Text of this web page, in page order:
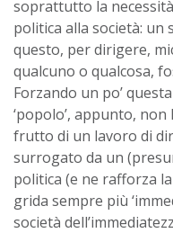
soprattutto la
politica alla società:
questo, per dirigere,
qualcuno o qualcosa,
Forzando un po’
‘popolo’, appunto,
frutto di un lavoro di
surrogato da un
politica (e ne rafforza
grida sempre più
società